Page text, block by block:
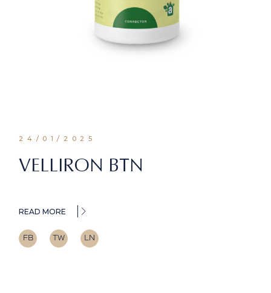
24/01/2025
VELLIRON BTN
READ MORE
FB TW LN